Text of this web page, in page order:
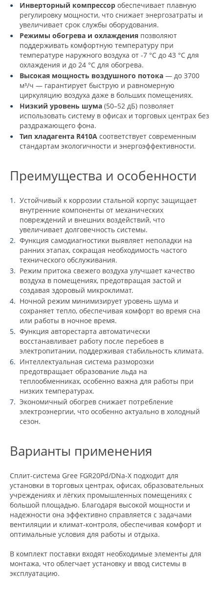
Инверторный компрессор обеспечивает плавную
регулировку мощности, что снижает энергозатраты и
увеличивает срок службы оборудования.
Режимы обогрева и охлаждения позволяют
поддерживать комфортную температуру при
температуре наружного воздуха от -7 °C до 43 °C для
охлаждения и до 24 °C для обогрева.
Высокая мощность воздушного потока — до 3700
м³/ч — гарантирует быструю и равномерную
циркуляцию воздуха даже в больших помещениях.
Низкий уровень шума (50–52 дБ) позволяет
использовать систему в офисах и торговых центрах без
раздражающего фона.
Тип хладагента R410A соответствует современным
стандартам экологичности и энергоэффективности.
Преимущества и особенности
Устойчивый к коррозии стальной корпус защищает
внутренние компоненты от механических
повреждений и внешних воздействий, что
увеличивает долговечность системы.
Функция самодиагностики выявляет неполадки на
ранних этапах, сокращая необходимость частого
технического обслуживания.
Режим притока свежего воздуха улучшает качество
воздуха в помещениях, предотвращая застой и
создавая здоровый микроклимат.
Ночной режим минимизирует уровень шума и
сохраняет тепло, обеспечивая комфорт во время сна
или работы в ночное время.
Функция авторестарта автоматически
восстанавливает работу после перебоев в
электропитании, поддерживая стабильность климата.
Интеллектуальная система разморозки
предотвращает образование льда на
теплообменниках, особенно важна для работы при
низких температурах.
Экономичный обогрев снижает потребление
электроэнергии, что особенно актуально в холодный
сезон.
Варианты применения
Сплит-система Gree FGR20Pd/DNa-X подходит для
установки в торговых центрах, офисах, образовательных
учреждениях и лёгких промышленных помещениях с
большой площадью. Благодаря высокой мощности и
надежности она эффективно справляется с задачами
вентиляции и климат-контроля, обеспечивая комфорт и
оптимальные условия для работы и отдыха.
В комплект поставки входят необходимые элементы для
монтажа, что облегчает установку и ввод системы в
эксплуатацию.